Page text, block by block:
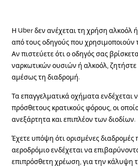
Η Uber δεν ανέχεται τη χρήση αλκοόλ
από τους οδηγούς που χρησιμοποιούν
Αν πιστεύετε ότι ο οδηγός σας
ναρκωτικών ουσιών ή αλκοόλ, ζητήστε
αμέσως τη διαδρομή.
Τα επαγγελματικά οχήματα ενδέχεται
πρόσθετους κρατικούς φόρους, οι
ανεξάρτητα και επιπλέον των διοδίων.
Έχετε υπόψη ότι ορισμένες διαδρομές
αεροδρόμιο ενδέχεται να
επιπρόσθετη χρέωση, για την κάλυψη